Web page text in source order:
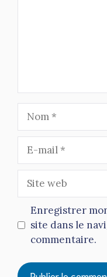
mail
web
Enregistrer
site dans le
commentaire.